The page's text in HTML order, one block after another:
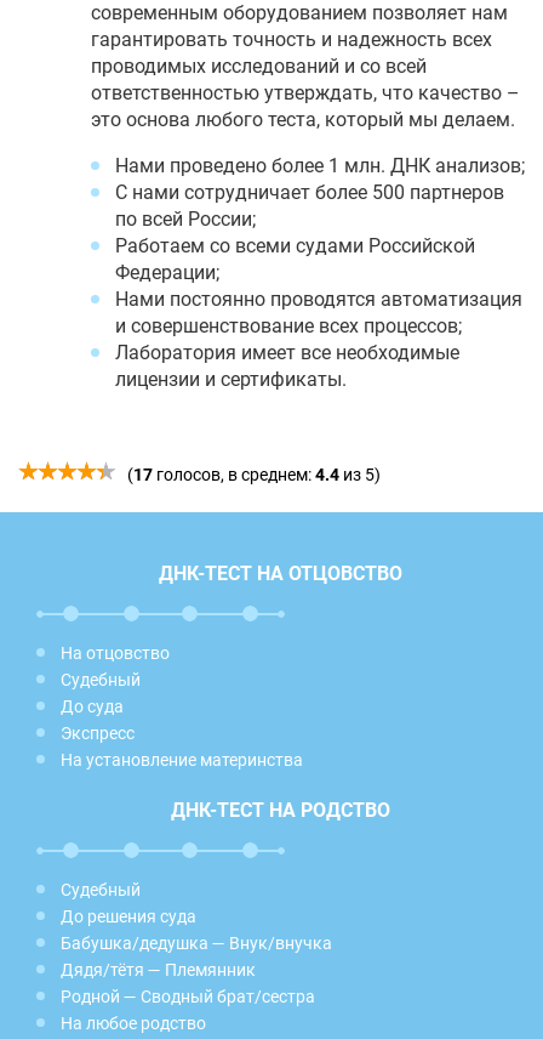
современным оборудованием позволяет нам
гарантировать точность и надежность всех
проводимых исследований и со всей
ответственностью утверждать, что качество –
это основа любого теста, который мы делаем.
Нами проведено более 1 млн. ДНК анализов;
С нами сотрудничает более 500 партнеров
по всей России;
Работаем со всеми судами Российской
Федерации;
Нами постоянно проводятся автоматизация
и совершенствование всех процессов;
Лаборатория имеет все необходимые
лицензии и сертификаты.
(17 голосов, в среднем:4.4 из 5)
ДНК-ТЕСТ НА ОТЦОВСТВО
На отцовство
Судебный
До суда
Экспресс
На установление материнства
ДНК-ТЕСТ НА РОДСТВО
Судебный
До решения суда
Бабушка/дедушка — Внук/внучка
Дядя/тётя — Племянник
Родной — Сводный брат/сестра
На любое родство